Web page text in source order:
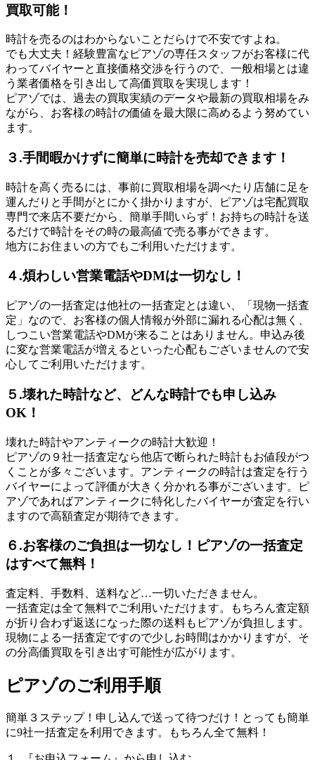
買取可能！
時計を売るのはわからないことだらけで不安ですよね。
でも大丈夫！経験豊富なピアゾの専任スタッフがお客様に代
わってバイヤーと直接価格交渉を行うので、一般相場とは違
う業者価格を引き出して高価買取を実現します！
ピアゾでは、過去の買取実績のデータや最新の買取相場をみ
ながら、お客様の時計の価値を最大限に高めるよう努めてい
ます。
３.手間暇かけずに簡単に時計を売却できます！
時計を高く売るには、事前に買取相場を調べたり店舗に足を
運んだりと手間がとにかく掛かりますが、ピアゾは宅配買取
専門で来店不要だから、簡単手間いらず！お持ちの時計を送
るだけで時計をその時の最高値で売る事ができます。
地方にお住まいの方でもご利用いただけます。
４.煩わしい営業電話やDMは一切なし！
ピアゾの一括査定は他社の一括査定とは違い、「現物一括査
定」なので、お客様の個人情報が外部に漏れる心配は無く、
しつこい営業電話やDMが来ることはありません。申込み後
に変な営業電話が増えるといった心配もございませんので安
心してご利用いただけます。
５.壊れた時計など、どんな時計でも申し込み
OK！
壊れた時計やアンティークの時計大歓迎！
ピアゾの９社一括査定なら他店で断られた時計もお値段がつ
くことが多々ございます。アンティークの時計は査定を行う
バイヤーによって評価が大きく分かれる事がございます。ピ
アゾであればアンティークに特化したバイヤーが査定を行い
ますので高額査定が期待できます。
６.お客様のご負担は一切なし！ピアゾの一括査定
はすべて無料！
査定料、手数料、送料など…一切いただきません。
一括査定は全て無料でご利用いただけます。もちろん査定額
が折り合わず返送になった際の送料もピアゾが負担します。
現物による一括査定ですので少しお時間はかかりますが、そ
の分高価買取を引き出す可能性が広がります。
ピアゾのご利用手順
簡単３ステップ！申し込んで送って待つだけ！とっても簡単
に9社一括査定を利用できます。もちろん全て無料！